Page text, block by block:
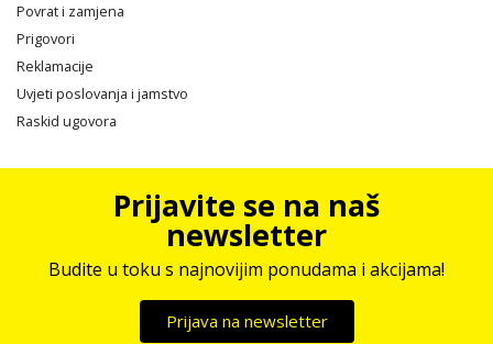
Povrat i zamjena
Prigovori
Reklamacije
Uvjeti poslovanja i jamstvo
Raskid ugovora
Prijavite se na naš
newsletter
Budite u toku s najnovijim ponudama i akcijama!
Prijava na newsletter